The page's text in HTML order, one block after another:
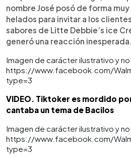
nombre José posó de forma
helados para invitar a los
sabores de Litte Debbie’s ice
generó una reacción inesperada.
Imagen de carácter ilustrativo y
https://www.facebook.com/
type=3
VIDEO. Tiktoker es mordido
cantaba un tema de Bacilos
Imagen de carácter ilustrativo y
https://www.facebook.com/
type=3